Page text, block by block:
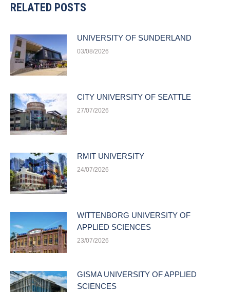
RELATED POSTS
UNIVERSITY OF SUNDERLAND
03/08/2026
CITY UNIVERSITY OF SEATTLE
27/07/2026
RMIT UNIVERSITY
24/07/2026
WITTENBORG UNIVERSITY OF
APPLIED SCIENCES
23/07/2026
GISMA UNIVERSITY OF APPLIED
SCIENCES